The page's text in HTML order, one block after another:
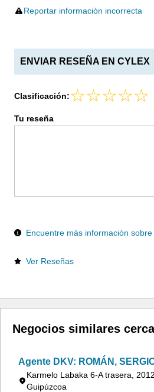
Reportar información incorrecta
ENVIAR RESEÑA EN CYLEX
Clasificación:
Tu reseña
Encuentre más información sobre
Ver Reseñas
Negocios similares
Agente DKV: ROMÁN,
Karmelo Labaka 6-A trasera,
Guipúzcoa